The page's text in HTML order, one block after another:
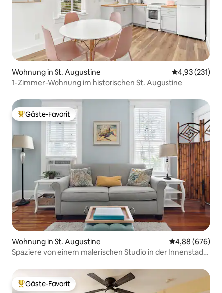
Wohnung in St. Augustine
4,93 (231)
1-Zimmer-Wohnung im historischen St. Augustine
Beliebter Gäste-Favorit.
Gäste-Favorit
Wohnung in St. Augustine
4,88 (676)
Spaziere von einem malerischen Studio in der Innenstadt
Beliebter Gäste-Favorit.
Gäste-Favorit